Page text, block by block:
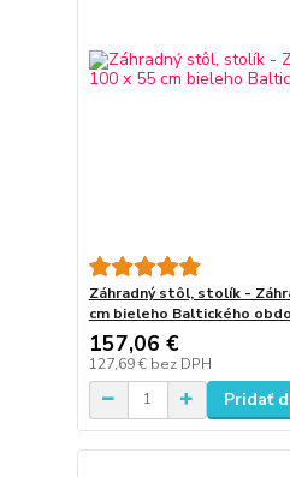
Záhradný stôl, stolík -
cm bieleho Baltického
157,06 €
127,69 € bez DPH
Pridať